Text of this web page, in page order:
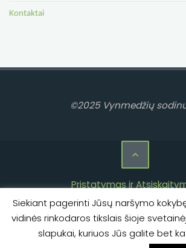
Kontaktai
©2025 Vynmedžių
Pristatymas ir
Privatumo politika
Taisyklės ir sąlygos
Kontaktai
Siekiant pagerinti Jūsų naršymo
vidinės rinkodaros tikslais šioje
slapukai, kuriuos Jūs galite bet